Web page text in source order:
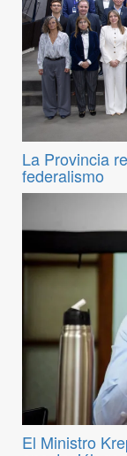
La Provincia
federalismo
El Ministro